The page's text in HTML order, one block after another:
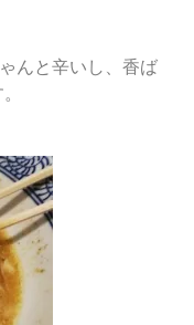
んと辛いし、香ば